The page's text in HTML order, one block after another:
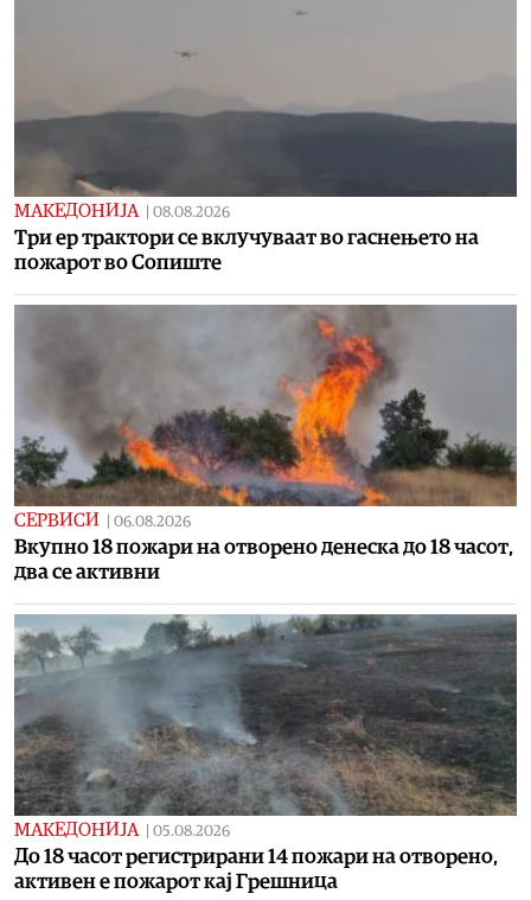
МАКЕДОНИЈА 08.08.2026
Три ер трактори се вклучуваат во гаснењето на
пожарот во Сопиште
СЕРВИСИ 06.08.2026
Вкупно 18 пожари на отворено денеска до 18 часот,
два се активни
МАКЕДОНИЈА 05.08.2026
До 18 часот регистрирани 14 пожари на отворено,
активен е пожарот кај Грешница